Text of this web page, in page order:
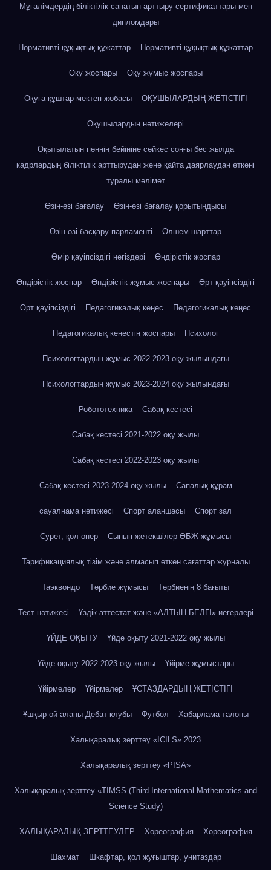
Мұғалімдердің біліктілік санатын арттыру сертификаттары мен
дипломдары
Нормативті-құқықтық құжаттар Нормативті-құқықтық құжаттар
Оку жоспары Оқу жұмыс жоспары
Оқуға құштар мектеп жобасы ОҚУШЫЛАРДЫҢ ЖЕТІСТІГІ
Оқушылардың нәтижелері
Оқытылатын пәннің бейініне сәйкес соңғы бес жылда
кадрлардың біліктілік арттырудан және қайта даярлаудан өткені
туралы мәлімет
Өзін-өзі бағалау Өзін-өзі бағалау қорытындысы
Өзін-өзі басқару парламенті Өлшем шарттар
Өмір қауіпсіздігі негіздері Өндірістік жоспар
Өндірістік жоспар Өндірістік жұмыс жоспары Өрт қауіпсіздігі
Өрт қауіпсіздігі Педагогикалық кеңес Педагогикалық кеңес
Педагогикалық кеңестің жоспары Психолог
Психологтардың жұмыс 2022-2023 оқу жылындағы
Психологтардың жұмыс 2023-2024 оқу жылындағы
Робототехника Сабақ кестесі
Сабақ кестесі 2021-2022 оқу жылы
Сабақ кестесі 2022-2023 оқу жылы
Сабақ кестесі 2023-2024 оқу жылы Сапалық құрам
сауалнама нәтижесі Спорт аланшасы Спорт зал
Сурет, қол-өнер Сынып жетекшілер ӘБЖ жұмысы
Тарификациялық тізім және алмасып өткен сағаттар журналы
Таэквондо Тәрбие жұмысы Тәрбиенің 8 бағыты
Тест нәтижесі Үздік аттестат және «АЛТЫН БЕЛГІ» иегерлері
ҮЙДЕ ОҚЫТУ Үйде оқыту 2021-2022 оқу жылы
Үйде оқыту 2022-2023 оқу жылы Үйірме жұмыстары
Үйірмелер Үйірмелер ҰСТАЗДАРДЫҢ ЖЕТІСТІГІ
Ұшқыр ой алаңы Дебат клубы Футбол Хабарлама талоны
Халықаралық зерттеу «IСILS» 2023
Халықаралық зерттеу «PISA»
Халықаралық зерттеу «TIMSS (Third International Mathematics and
Science Study)
ХАЛЫҚАРАЛЫҚ ЗЕРТТЕУЛЕР Хореография Хореография
Шахмат Шкафтар, қол жуғыштар, унитаздар